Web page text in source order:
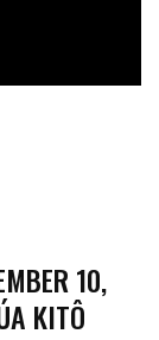
10,
KITÔ